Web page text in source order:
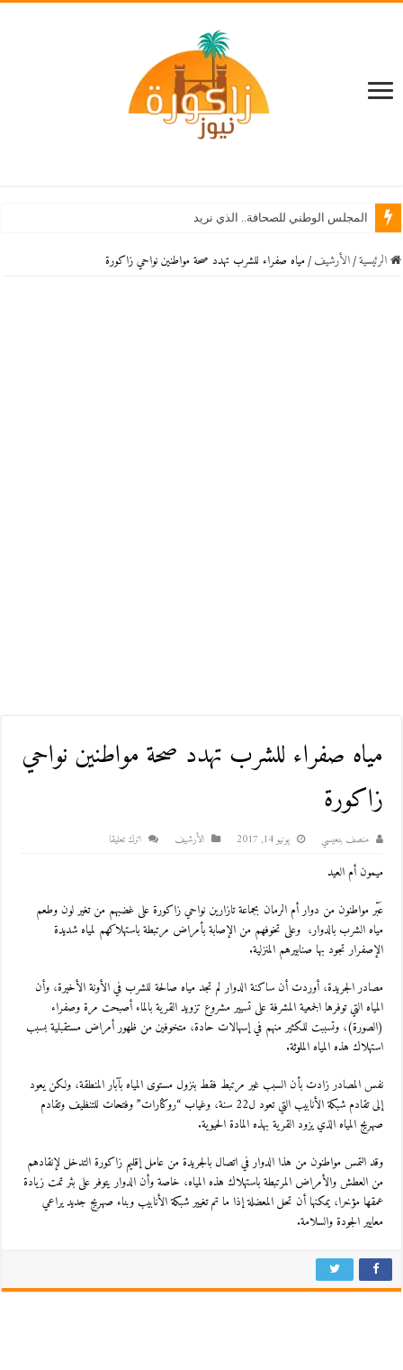
المجلس الوطني للصحافة.. الذي نريد
الرئيسية / اﻷرشيف / مياه صفراء للشرب تهدد صحة مواطنين نواحي زاكورة
مياه صفراء للشرب تهدد صحة مواطنين نواحي
زاكورة
منصف بنعيسي يونيو 14, 2017 اﻷرشيف اترك تعليقا
ميمون أم العيد
عَبّر مواطنون من دوار أم الرمان بجماعة تازارين نواحي زاكورة على غضبهم من تغير لون وطعم
مياه الشرب بالدوار، وعلى تخوفهم من الإصابة بأمراض مرتبطة باستهلاكهم لمياه شديدة
الإصفرار تجود بها صنابيرهم المنزلية.
مصادر الجريدة، أوردت أن ساكنة الدوار لم تجد مياه صالحة للشرب في الأونة الأخيرة، وأن
المياه التي توفرها الجمعية المشرفة على تسيير مشروع تزويد القرية بالماء أصبحت مرة وصفراء
(الصورة)، وتسببت للكثير منهم في إسهالات حادة، متخوفين من ظهور أمراض مستقبلية بسبب
استهلاك هذه المياه الملوثة.
نفس المصادر زادت بأن السبب غير مرتبط فقط بنزول مستوى المياه بآبار المنطقة، ولكن يعود
إلى تقادم شبكة الأنابيب التي تعود ل22 سنة، وغياب “روڭارات” وفتحات للتنظيف وتقادم
صهريج المياه الذي يزود القرية بهذه المادة الحيوية.
وقد التمس مواطنون من هذا الدوار في اتصال بالجريدة من عامل إقليم زاكورة التدخل لإنقادهم
من العطش والأمراض المرتبطة باستهلاك هذه المياه، خاصة وأن الدوار يتوفر على بئر تمت زيادة
عمقها مؤخرا، يمكنها أن تحل المعضلة إذا ما تم تغيير شبكة الأنابيب وبناء صهريج جديد يراعي
معايير الجودة والسلامة.